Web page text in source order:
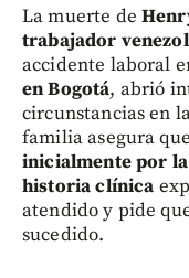
La muerte de
trabajador
accidente laboral
en Bogotá, abrió
circunstancias en
familia asegura que
inicialmente por
historia clínica
atendido y pide
sucedido.